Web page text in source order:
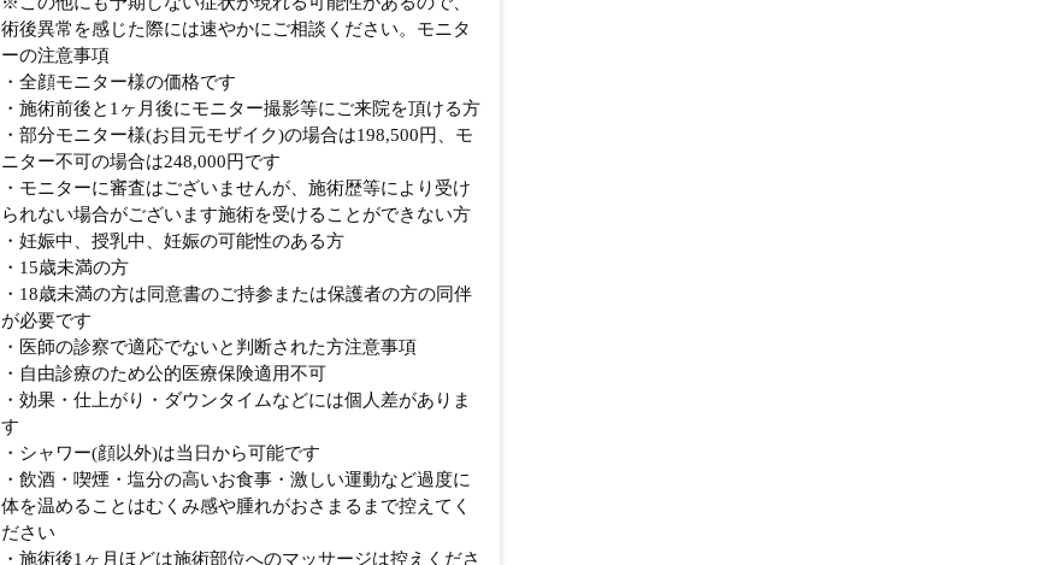
術後異常を感じた際には速やかにご相談ください。モニタ
ーの注意事項
・全顔モニター様の価格です
・施術前後と1ヶ月後にモニター撮影等にご来院を頂ける方
・部分モニター様(お目元モザイク)の場合は198,500円、モ
ニター不可の場合は248,000円です
・モニターに審査はございませんが、施術歴等により受け
られない場合がございます施術を受けることができない方
・妊娠中、授乳中、妊娠の可能性のある方
・15歳未満の方
・18歳未満の方は同意書のご持参または保護者の方の同伴
が必要です
・医師の診察で適応でないと判断された方注意事項
・自由診療のため公的医療保険適用不可
・効果・仕上がり・ダウンタイムなどには個人差がありま
す
・シャワー(顔以外)は当日から可能です
・飲酒・喫煙・塩分の高いお食事・激しい運動など過度に
体を温めることはむくみ感や腫れがおさまるまで控えてく
ださい
・施術後1ヶ月ほどは施術部位へのマッサージは控えくださ